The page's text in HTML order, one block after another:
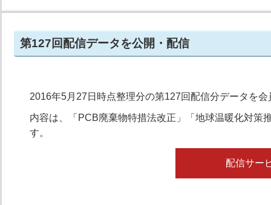
第127回配信データを公開・配信
2016年5月27日時点整理分の第127回配信分データを
内容は、「PCB廃棄物特措法改正」「地球温暖化対策
す。
配信サー